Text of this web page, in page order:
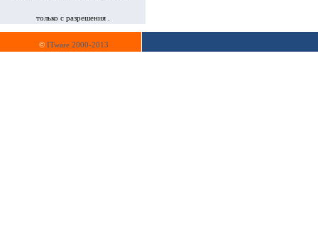
только с разрешения .
© ITware 2000-2013